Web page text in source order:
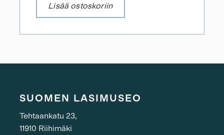
Lisää ostoskoriin
SUOMEN LASIMUSEO
Tehtaankatu 23,
11910 Riihimäki